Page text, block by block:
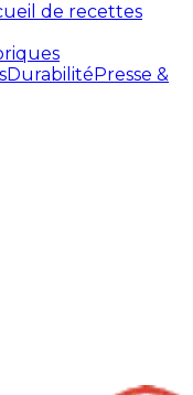
de recettes
DurabilitéPresse &